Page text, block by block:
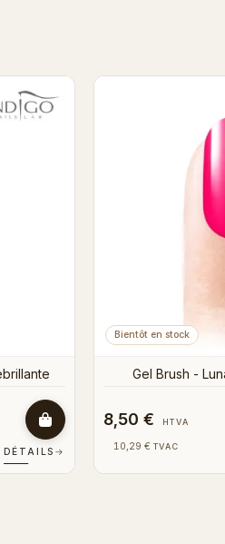
DÉTAILS →
White
8,50 € HTVA
10,29 € TVAC